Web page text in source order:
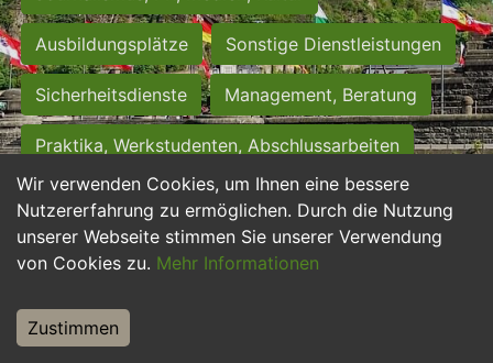
Wir verwenden Cookies, um Ihnen eine bessere
Nutzererfahrung zu ermöglichen. Durch die Nutzung
unserer Webseite stimmen Sie unserer Verwendung
von Cookies zu. Mehr Informationen
Zustimmen
Ausbildungsplätze Sonstige Dienstleistungen
Sicherheitsdienste Management, Beratung
Praktika, Werkstudenten, Abschlussarbeiten
Personalwesen Assistenz, Sekretariat
Hilfskräfte, Aushilfs- und Nebenjobs
Weiterbildung, Studium, duale Ausbildung